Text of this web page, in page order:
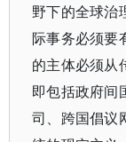
野下的全球治
际事务必须要
的主体必须从
即包括政府间
司、跨国倡议